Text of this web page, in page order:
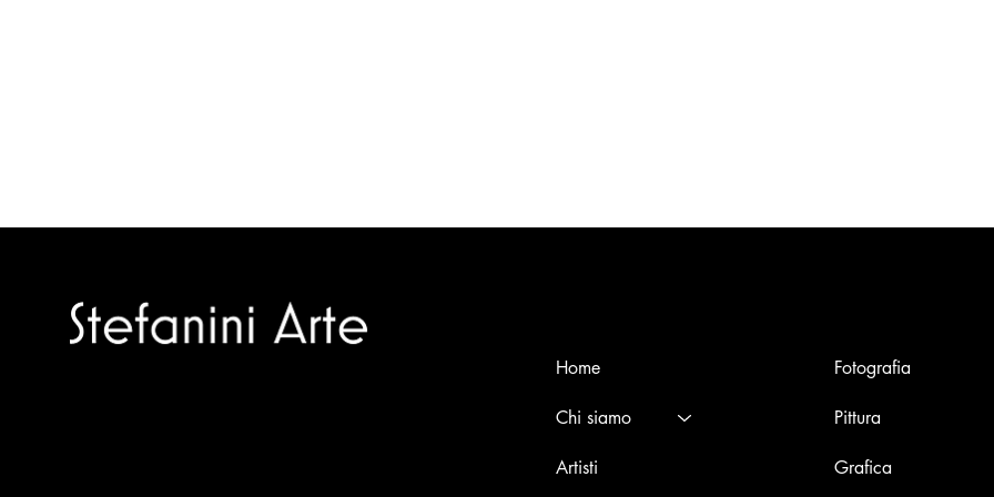
Home
Chi siamo
Artisti
Fotografia
Pittura
Grafica